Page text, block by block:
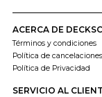
ACERCA DE
Términos y condiciones
Política de
Política de Privacidad
SERVICIO AL